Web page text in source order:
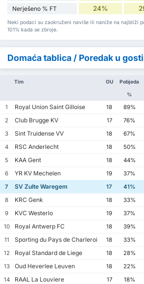
Nerješeno % FT 24%
Neki podaci su zaokruženi naviše ili naniže na najbliži
101% kada se zbroje.
Domaća tablica / Poredak u
Tim OU Pobjeda
%
1 Royal Union Saint Gilloise 18 89%
2
Club Brugge KV 17 76%
3
Sint Truidense VV 18 67%
4
RSC Anderlecht 18 50%
5
KAA Gent 18 44%
6
YR KV Mechelen 19 37%
7
SV Zulte Waregem 17 41%
8
KRC Genk 18 33%
9
KVC Westerlo 19 37%
10
Royal Antwerp FC 18 39%
11
Sporting du Pays de Charleroi 18 33%
12
Royal Standard de Liege 18 28%
13
Oud Heverlee Leuven 18 22%
14
RAAL La Louviere 17 18%